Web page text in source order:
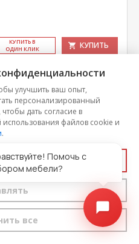
КУ­ПИТЬ В
ОДИН КЛИК
КУПИТЬ
глянец-11 (1200х1400
улучшить ваш опыт,
персонализированный
дать согласие в
использования файлов cookie и
.
все
все
Помочь с
мебели?